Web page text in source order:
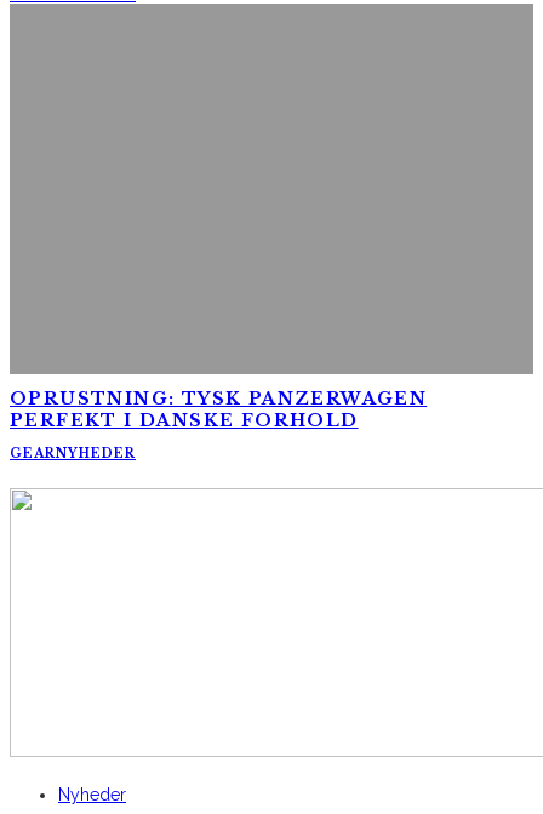
OPRUSTNING: TYSK PANZERWAGEN
PERFEKT I DANSKE FORHOLD
GEARNYHEDER
Nyheder